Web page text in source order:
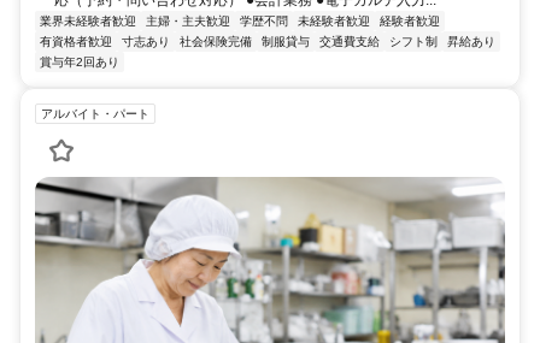
業界未経験者歓迎 主婦・主夫歓迎 学歴不問 未経験者歓迎
経験者歓迎
有資格者歓迎
寸志あり 社会保険完備 制服貸与 交通費支給 シフト制
昇給あり
賞与年2回あり
アルバイト・パート